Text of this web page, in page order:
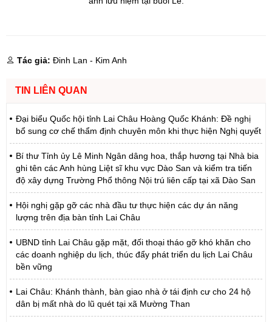
Tác giả: Đinh Lan - Kim Anh
TIN LIÊN QUAN
Đại biểu Quốc hội tỉnh Lai Châu Hoàng Quốc Khánh: Đề nghị
bổ sung cơ chế thẩm định chuyên môn khi thực hiện Nghị quyết
Bí thư Tỉnh ủy Lê Minh Ngân dâng hoa, thắp hương tại Nhà bia
ghi tên các Anh hùng Liệt sĩ khu vực Dào San và kiểm tra tiến
độ xây dựng Trường Phổ thông Nội trú liên cấp tại xã Dào San
Hội nghị gặp gỡ các nhà đầu tư thực hiện các dự án năng
lượng trên địa bàn tỉnh Lai Châu
UBND tỉnh Lai Châu gặp mặt, đối thoại tháo gỡ khó khăn cho
các doanh nghiệp du lịch, thúc đẩy phát triển du lịch Lai Châu
bền vững
Lai Châu: Khánh thành, bàn giao nhà ở tái định cư cho 24 hộ
dân bị mất nhà do lũ quét tại xã Mường Than